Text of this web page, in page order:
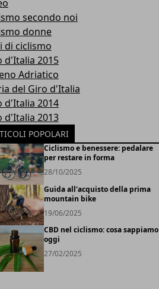
secondo noi
donne
di ciclismo
d'Italia 2015
Adriatico
del Giro d'Italia
d'Italia 2014
d'Italia 2013
POPOLARI
Ciclismo e benessere: pedalare
per restare in forma
28/10/2025
Guida all'acquisto della prima
mountain bike
19/06/2025
CBD nel ciclismo: cosa sappiamo
oggi
27/02/2025